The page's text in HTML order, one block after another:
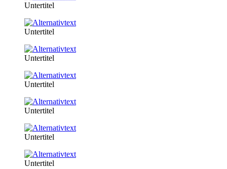
Untertitel
Untertitel
Untertitel
Untertitel
Untertitel
Untertitel
Untertitel